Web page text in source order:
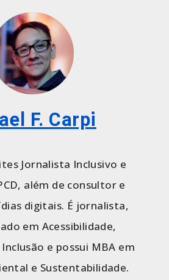
F. Carpi
Jornalista Inclusivo e
além de consultor e
digitais. É jornalista,
em Acessibilidade,
e possui MBA em
e Sustentabilidade.